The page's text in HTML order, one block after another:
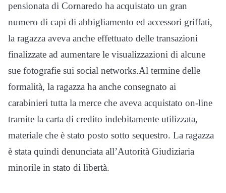
pensionata di Cornaredo ha acquistato un gran
numero di capi di abbigliamento ed accessori griffati,
la ragazza aveva anche effettuato delle transazioni
finalizzate ad aumentare le visualizzazioni di alcune
sue fotografie sui social networks.Al termine delle
formalità, la ragazza ha anche consegnato ai
carabinieri tutta la merce che aveva acquistato on-line
tramite la carta di credito indebitamente utilizzata,
materiale che è stato posto sotto sequestro. La ragazza
è stata quindi denunciata all’Autorità Giudiziaria
minorile in stato di libertà.